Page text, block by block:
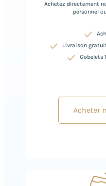
Achetez directement
personnel
Livraison
Gobelets
Acheter